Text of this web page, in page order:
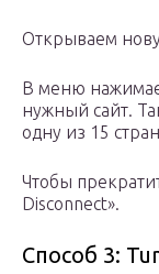
Открываем
В меню
нужный сайт.
одну из 15
Чтобы
Disconnect».
Способ 3: